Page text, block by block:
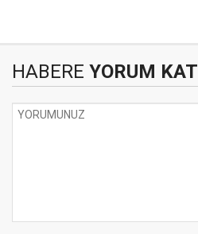
HABERE YORUM KAT